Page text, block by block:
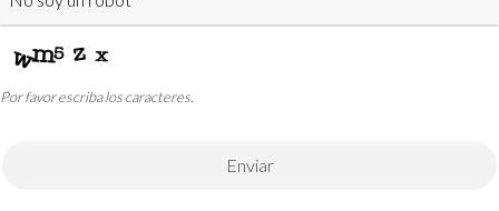
Por favor escriba los caracteres.
Enviar